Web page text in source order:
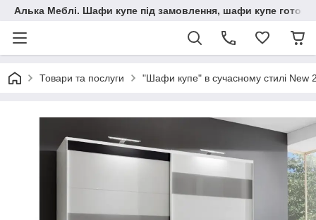
Алька Меблі. Шафи купе під замовлення, шафи купе готові,
Товари та послуги "Шафи купе" в сучасному стилі New